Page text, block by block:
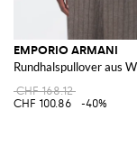
EMPORIO ARMANI
Rundhalspullover aus
CHF 168.12
CHF 100.86
-40%